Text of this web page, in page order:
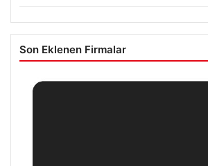
Son Eklenen Firmalar